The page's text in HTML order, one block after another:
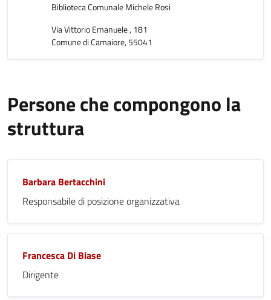
Biblioteca Comunale Michele Rosi
Via Vittorio Emanuele , 181
Comune di Camaiore, 55041
Persone che compongono la
struttura
Barbara Bertacchini
Responsabile di posizione organizzativa
Francesca Di Biase
Dirigente